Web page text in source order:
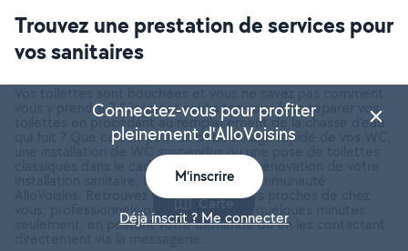
Trouvez une prestation de services pour
vos sanitaires
vous y prendre ? Sûrement souhaitez-vous faire réparer vos
toilettes en procédant au remplacement de la chasse d’eau
qui fuit ? Que ce soit pour un débouchage rapide de vos WC,
une installation de WC suspendus ou une pose de toilettes
classiques dans le cadre d’un projet de rénovation de votre
installation sanitaire, faites appel à la communauté
AlloVoisins. Retrouvez tous les plombiers proches de chez
vous, professionnels ou particuliers, en quelques minutes
seulement, en postant votre demande ou en les contactant
Carte
Connectez-vous pour profiter
pleinement d'AlloVoisins
M'inscrire
Déjà inscrit ? Me connecter